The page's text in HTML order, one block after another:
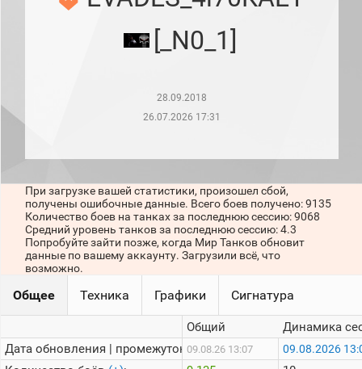
игроков
Кланы
Статистика
стримеров
Информация
Онлайн
Цветовая
шкала
[_N0_1]
28.09.2018
26.07.2026 17:31
При загрузке вашей статистики, произошел сбой,
получены ошибочные данные. Всего боев получено: 9135
Количество боев на танках за последнюю сессию: 9068
Средний уровень танков за последнюю сессию: 4.3
Попробуйте зайти позже, когда Мир Танков обновит
данные по вашему аккаунту. Загрузили всё, что
возможно.
Общее Техника Графики Сигнатура
Дата обновления | промежуток:
Общий
09.08.26 13:07
Динамика
09.08.2026